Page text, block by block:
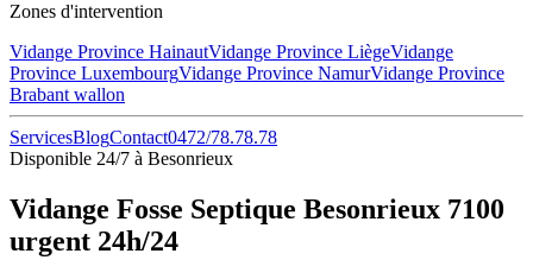
Zones d'intervention
Vidange Province HainautVidange Province LiègeVidange
Province LuxembourgVidange Province NamurVidange Province
Brabant wallon
ServicesBlogContact0472/78.78.78
Disponible 24/7 à Besonrieux
Vidange Fosse Septique Besonrieux 7100
urgent 24h/24